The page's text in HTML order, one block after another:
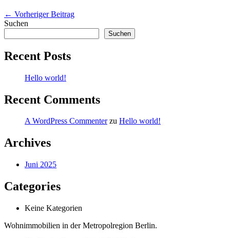
Beitragsnavigation
← Vorheriger Beitrag
Suchen
Suchen
Recent Posts
Hello world!
Recent Comments
A WordPress Commenterzu Hello world!
Archives
Juni 2025
Categories
Keine Kategorien
Wohnimmobilien in der Metropolregion Berlin.